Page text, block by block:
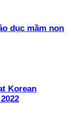
dục mầm non
Korean